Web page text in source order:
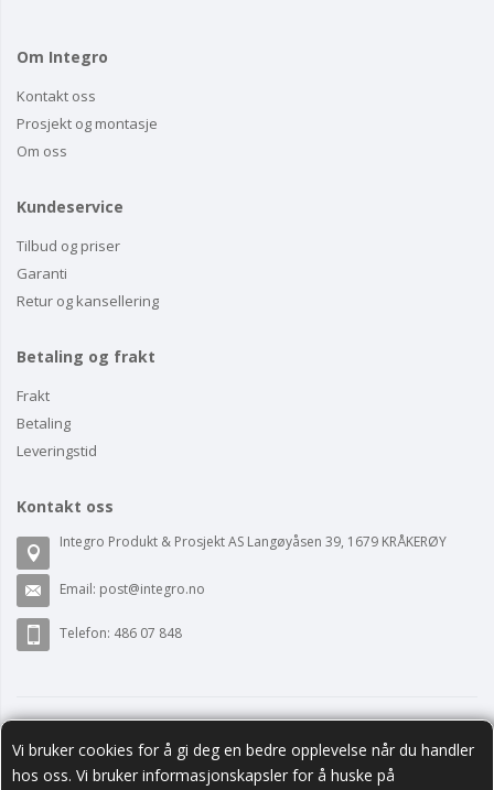
Vi bruker cookies for å gi deg en bedre opplevelse når du handler
hos oss. Vi bruker informasjonskapsler for å huske på
Om Integro
Kontakt oss
Prosjekt og montasje
Om oss
Kundeservice
Tilbud og priser
Garanti
Retur og kansellering
Betaling og frakt
Frakt
Betaling
Leveringstid
Kontakt oss
Integro Produkt & Prosjekt AS Langøyåsen 39, 1679 KRÅKERØY
Email: post@integro.no
Telefon: 486 07 848